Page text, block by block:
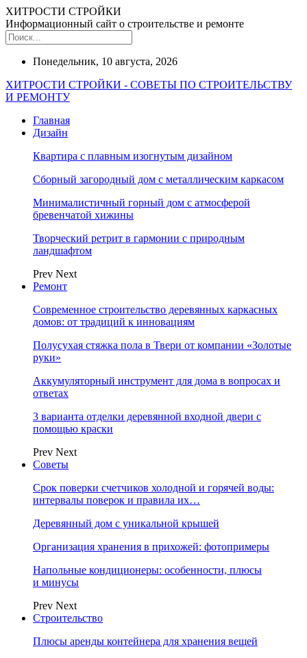
ХИТРОСТИ СТРОЙКИ
Информационный сайт о строительстве и ремонте
Понедельник, 10 августа, 2026
ХИТРОСТИ СТРОЙКИ - СОВЕТЫ ПО СТРОИТЕЛЬСТВУ
И РЕМОНТУ
Главная
Дизайн
Квартира с плавным изогнутым дизайном
Сборный загородный дом с металлическим каркасом
Минималистичный горный дом с атмосферой
бревенчатой хижины
Творческий ретрит в гармонии с природным
ландшафтом
Prev Next
Ремонт
Современное строительство деревянных каркасных
домов: от традиций к инновациям
Полусухая стяжка пола в Твери от компании «Золотые
руки»
Аккумуляторный инструмент для дома в вопросах и
ответах
3 варианта отделки деревянной входной двери с
помощью краски
Prev Next
Советы
Срок поверки счетчиков холодной и горячей воды:
интервалы поверок и правила их…
Деревянный дом с уникальной крышей
Организация хранения в прихожей: фотопримеры
Напольные кондиционеры: особенности, плюсы
и минусы
Prev Next
Строительство
Плюсы аренды контейнера для хранения вещей